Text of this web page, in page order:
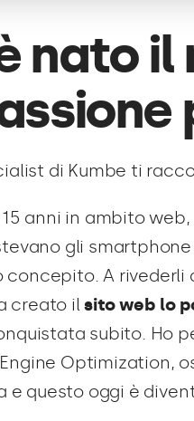
nato il
di Kumbe ti
anni in ambito
gli
A rivederli
creato ilsito web lo
subito. Ho
Optimization,
e questo oggi è